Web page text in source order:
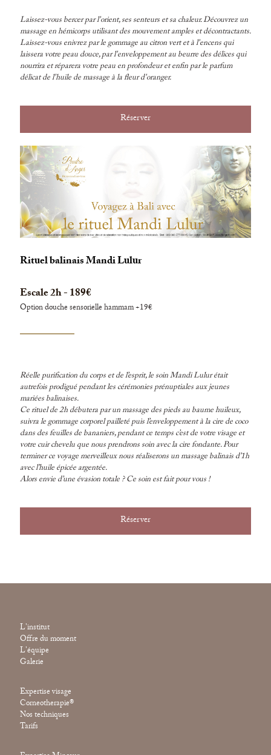
Laissez-vous bercer par l'orient, ses senteurs et sa chaleur. Découvrez un
massage en hémicorps utilisant des mouvement amples et décontractants.
Laissez-vous enivrez par le gommage au citron vert et à l'encens qui
laissera votre peau douce, par l'enveloppement au beurre des délices qui
nourrira et réparera votre peau en profondeur et enfin par le parfum
délicat de l'huile de massage à la fleur d'oranger.
Réserver
Rituel balinais Mandi Lulur
Escale 2h - 189€
Option douche sensorielle hammam +19€
Réelle purification du corps et de l’esprit, le soin Mandi Lulur était
autrefois prodigué pendant les cérémonies prénuptiales aux jeunes
mariées balinaises.
Ce rituel de 2h débutera par un massage des pieds au baume huileux,
suivra le gommage corporel pailleté puis l’enveloppement à la cire de coco
dans des feuilles de bananiers, pendant ce temps c’est de votre visage et
votre cuir chevelu que nous prendrons soin avec la cire fondante. Pour
terminer ce voyage merveilleux nous réaliserons un massage balinais d’1h
avec l’huile épicée argentée.
Alors envie d’une évasion totale ? Ce soin est fait pour vous !
Réserver
L'institut
Offre du moment
L'équipe
Galerie
Expertise visage
Corneotherapie®
Nos techniques
Tarifs